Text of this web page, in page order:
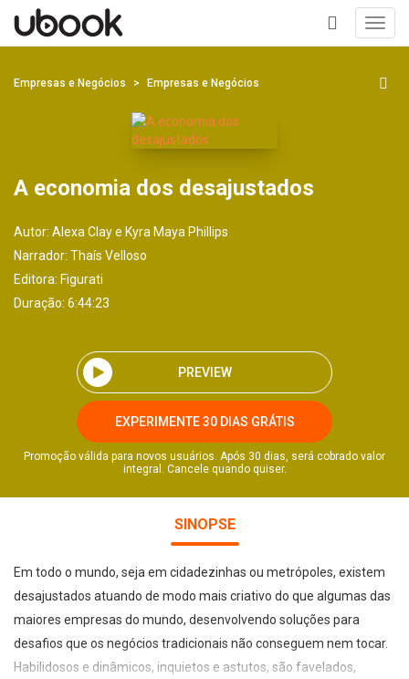
+
Empresas e Negócios Empresas e Negócios
A economia dos desajustados
Autor: Alexa Clay e Kyra Maya Phillips
Narrador: Thaís Velloso
Editora: Figurati
Duração: 6:44:23
PREVIEW
EXPERIMENTE 30 DIAS GRÁTIS
Promoção válida para novos usuários. Após 30 dias, será cobrado valor
integral. Cancele quando quiser.
SINOPSE
Em todo o mundo, seja em cidadezinhas ou metrópoles, existem
desajustados atuando de modo mais criativo do que algumas das
maiores empresas do mundo, desenvolvendo soluções para
desafios que os negócios tradicionais não conseguem nem tocar.
Habilidosos e dinâmicos, inquietos e astutos, são favelados,